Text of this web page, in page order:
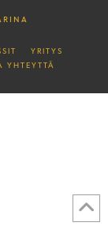
YRITYS
YHTEYTTÄ